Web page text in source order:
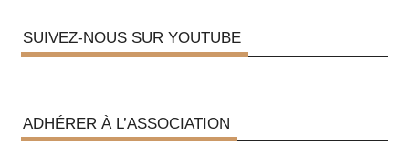
SUIVEZ-NOUS SUR YOUTUBE
ADHÉRER À L’ASSOCIATION